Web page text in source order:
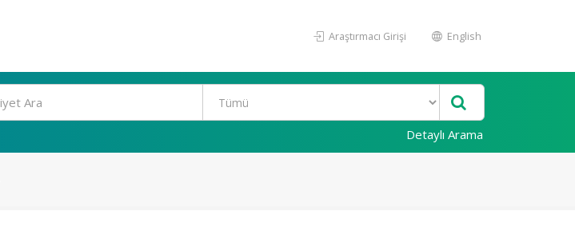
Araştırmacı Girişi English
Detaylı Arama